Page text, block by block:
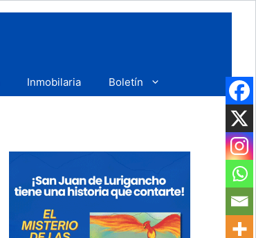
Inmobilaria Boletín